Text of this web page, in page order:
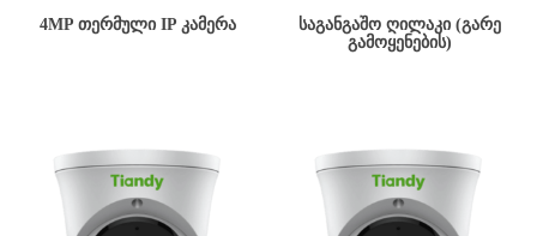
4MP ᲗᲔᲠᲛᲣᲚᲘ IP ᲙᲐᲛᲔᲠᲐ
ᲡᲐᲒᲐᲜᲒᲐᲨᲝ ᲦᲘᲚᲐᲙᲘ (ᲒᲐᲠᲔ
ᲒᲐᲛᲝᲧᲔᲜᲔᲑᲘᲡ)